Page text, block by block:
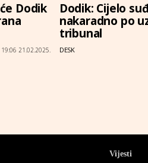
Dodik
19:06 21.02.2025.
Dodik: Cijelo
nakaradno po
tribunal
DESK
Vijesti